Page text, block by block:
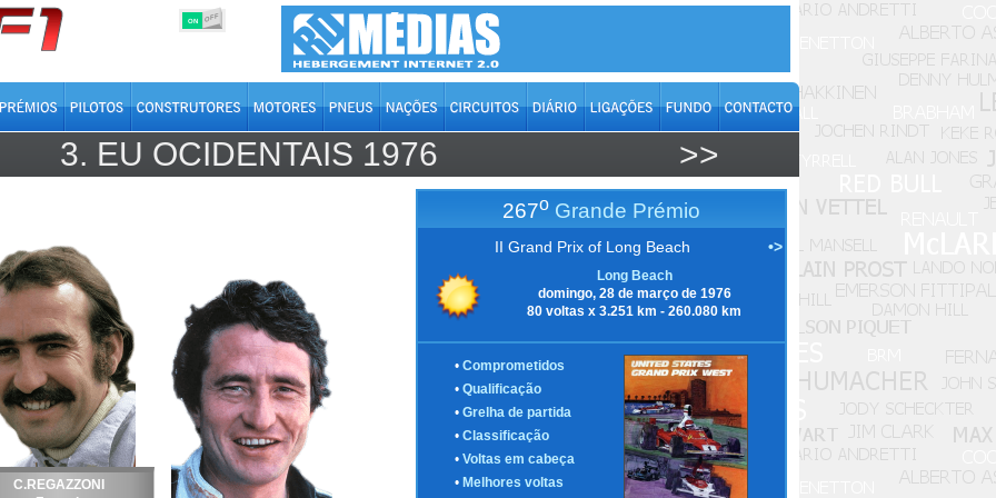
ON OFF
3. EU OCIDENTAIS 1976 >>
C.REGAZZONI
267o Grande Prémio
II Grand Prix of Long Beach •>
Long Beach
domingo, 28 de março de 1976
80 voltas x 3.251 km - 260.080 km
• Comprometidos
• Qualificação
• Grelha de partida
• Classificação
• Voltas em cabeça
• Melhores voltas